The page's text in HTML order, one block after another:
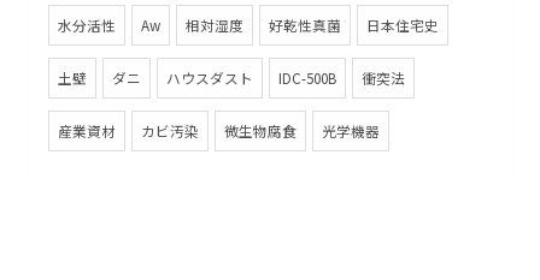
水分活性 Aw 相対湿度 好乾性真菌 日本住宅史
土壁 ダニ ハウスダスト IDC-500B 衝突法
産業資材 カビ汚染 微生物腐食 光学機器